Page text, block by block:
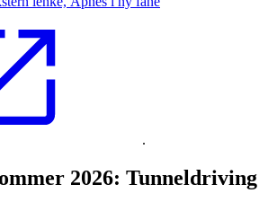
.
2026: Tunneldriving